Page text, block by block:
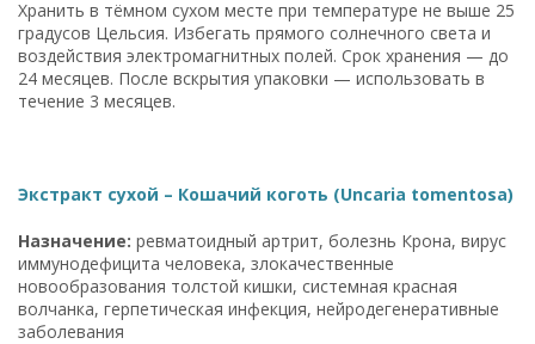
Хранить в тёмном сухом месте при температуре не выше 25
градусов Цельсия. Избегать прямого солнечного света и
воздействия электромагнитных полей. Срок хранения — до
24 месяцев. После вскрытия упаковки — использовать в
течение 3 месяцев.
Экстракт сухой – Кошачий коготь (Uncaria tomentosa)
Назначение: ревматоидный артрит, болезнь Крона, вирус
иммунодефицита человека, злокачественные
новообразования толстой кишки, системная красная
волчанка, герпетическая инфекция, нейродегенеративные
заболевания